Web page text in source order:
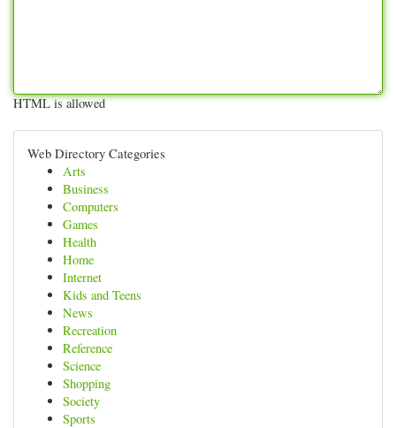
HTML is allowed
Web Directory Categories
Arts
Business
Computers
Games
Health
Home
Internet
Kids and Teens
News
Recreation
Reference
Science
Shopping
Society
Sports